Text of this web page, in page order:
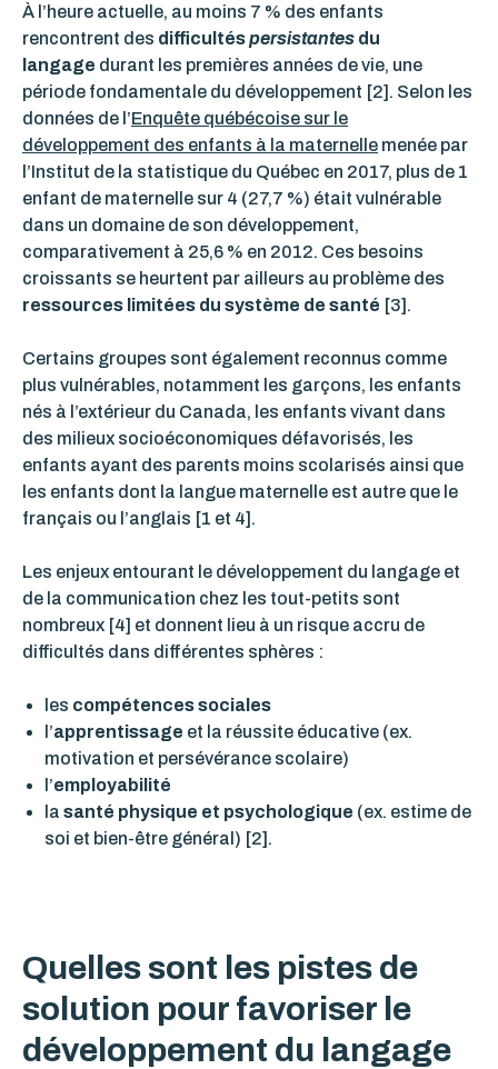
À l’heure actuelle, au moins 7 % des enfants
rencontrent des difficultéspersistantes du
langage durant les premières années de vie, une
période fondamentale du développement [2] . Selon les
données de l’Enquête québécoise sur le
développement des enfants à la maternelle menée par
l’Institut de la statistique du Québec en 2017, plus de 1
enfant de maternelle sur 4 (27,7 %) était vulnérable
dans un domaine de son développement,
comparativement à 25,6 % en 2012. Ces besoins
croissants se heurtent par ailleurs au problème des
ressources limitées du système de santé [3].
Certains groupes sont également reconnus comme
plus vulnérables, notamment les garçons, les enfants
nés à l’extérieur du Canada, les enfants vivant dans
des milieux socioéconomiques défavorisés, les
enfants ayant des parents moins scolarisés ainsi que
les enfants dont la langue maternelle est autre que le
français ou l’anglais [1 et 4].
Les enjeux entourant le développement du langage et
de la communication chez les tout-petits sont
nombreux [4] et donnent lieu à un risque accru de
difficultés dans différentes sphères :
les compétences sociales
l’apprentissage et la réussite éducative (ex.
motivation et persévérance scolaire)
l’employabilité
la santé physique et psychologique (ex. estime de
soi et bien-être général) [2].
Quelles sont les pistes de
solution pour favoriser le
développement du langage